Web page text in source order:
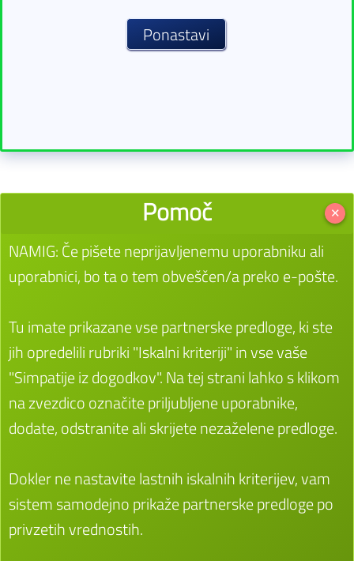
Pomoč ✕
NAMIG: Če pišete neprijavljenemu uporabniku ali
uporabnici, bo ta o tem obveščen/a preko e-pošte.
Tu imate prikazane vse partnerske predloge, ki ste
jih opredelili rubriki "Iskalni kriteriji" in vse vaše
"Simpatije iz dogodkov". Na tej strani lahko s klikom
na zvezdico označite priljubljene uporabnike,
dodate, odstranite ali skrijete nezaželene predloge.
Dokler ne nastavite lastnih iskalnih kriterijev, vam
sistem samodejno prikaže partnerske predloge po
privzetih vrednostih.